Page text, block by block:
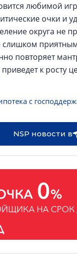
любимой
очки и
округа не
слишком
повторяет
к росту
с
NSP новости в